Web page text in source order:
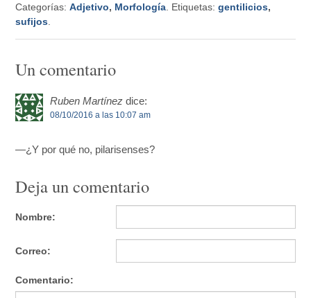
Categorías:Adjetivo, Morfología . Etiquetas:gentilicios,
sufijos
Un comentario
Ruben Martínez dice:
08/10/2016 a las 10:07 am
—¿Y por qué no, pilarisenses?
Deja un comentario
Nombre:
Correo:
Comentario: